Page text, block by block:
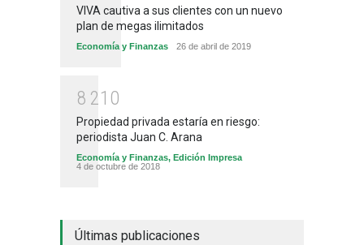
VIVA cautiva a sus clientes con un nuevo
plan de megas ilimitados
Economía y Finanzas 26 de abril de 2019
8 21 0
Propiedad privada estaría en riesgo:
periodista Juan C. Arana
Economía y Finanzas, Edición Impresa
4 de octubre de 2018
Últimas publicaciones